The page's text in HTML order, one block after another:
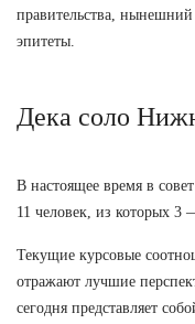
правительства,
эпитеты.
Дека соло
В настоящее время в
11 человек, из которых 3
Текущие курсовые
отражают лучшие
сегодня представляет